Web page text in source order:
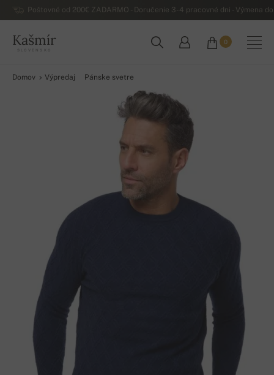
Poštovné od 200€ ZADARMO - Doručenie 3-4 pracovné dni - Výmena
Kašmír
SLOVENSKO
0
Domov Výpredaj Pánske svetre